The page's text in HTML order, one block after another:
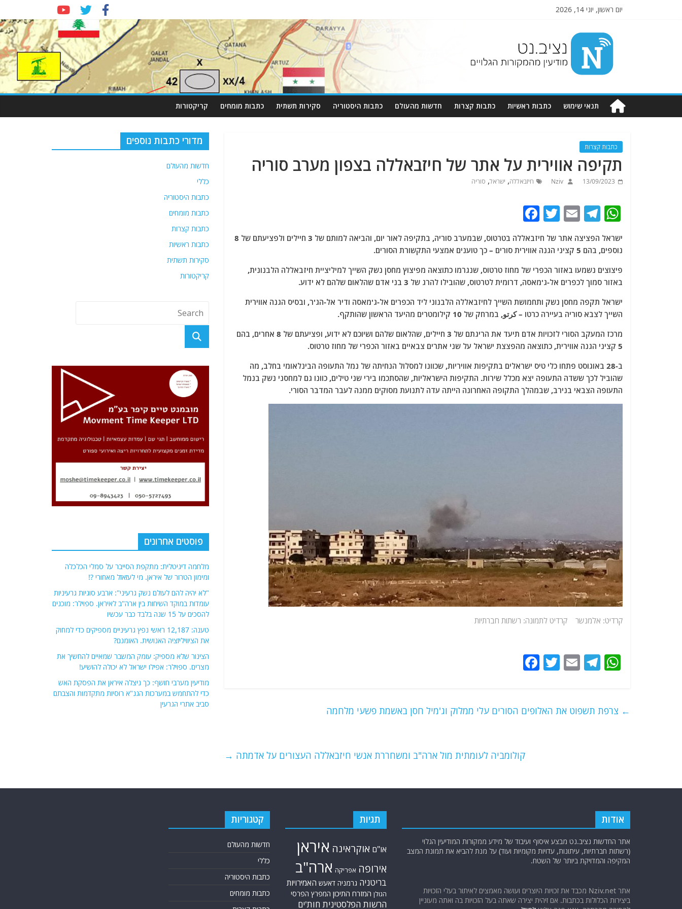
יום ראשון, יוני 14, 2026
Nziv.net
מודיעין
מהמקורות
תנאי שימוש כתבות ראשיות כתבות קצרות חדשות מהעולם כתבות היסטוריה סקירות תשתית כתבות מומחים קריקטורות
כתבות קצרות
תקיפה אווירית על אתר של חיזבאללה בצפון מערב סוריה
13/09/2023
Nziv חיזבאללה, ישראל, סוריה
W
h
at
s
A
p
p
T
e
g
ra
m
E
ai
l
T
itt
er
a
c
e
b
o
o
k
ישראל הפציצה אתר של חיזבאללה בטרטוס, שבמערב סוריה, בתקיפה לאור יום, והביאה למותם של 3 חיילים ולפציעתם של 8
נוספים, בהם 5 קציני הגנה אווירית סורים – כך טוענים אמצעי התקשורת הסורים.
פיצוצים נשמעו באזור הכפרי של מחוז טרטוס, שנגרמו כתוצאה מפיצוץ מחסן נשק השייך למיליציית חיזבאללה הלבנונית,
באזור סמוך לכפרים אל-ג'מאסה, דרומית לטרטוס, שהובילו להרג של 3 בני אדם שהלאום שלהם לא ידוע.
ישראל תקפה מחסן נשק ותחמושת השייך לחיזבאללה הלבנוני ליד הכפרים אל-ג'מאסה ודיר אל-הג'ר, ובסיס הגנה אווירית
השייך לצבא סוריה בעיירה כרטו – كرتو, במרחק של 10 קילומטרים מהיעד הראשון שהותקף.
מרכז המעקב הסורי לזכויות אדם תיעד את הריגתם של 3 חיילים, שהלאום שלהם ושיוכם לא ידוע, ופציעתם של 8 אחרים, בהם
5 קציני הגנה אווירית, כתוצאה מהפצצת ישראל על שני אתרים צבאיים באזור הכפרי של מחוז טרטוס.
ב-28 באוגוסט פתחו כלי טיס ישראלים בתקיפות אוויריות, שכוונו למסלול הנחיתה של נמל התעופה הבינלאומי בחלב, מה
שהוביל לכך ששדה התעופה יצא מכלל שירות. התקיפות הישראליות, שהסתכמו בירי שני טילים, כוונו גם למחסני נשק בנמל
התעופה הצבאי בנירב, שבמהלך התקופה האחרונה הייתה עדה לתנועת מסוקים ממנה לעבר המדבר הסורי.
קרדיט: אלמנשר קרדיט לתמונה: רשתות חברתיות
W
s
T
g
E
l
T
er
e
o
← צרפת תשפוט את האלופים הסורים עלי ממלוק וג'מיל חסן באשמת פשעי מלחמה
קולומביה לעומתית מול ארה"ב ומשחררת אנשי חיזבאללה העצורים על אדמתה →
מדורי כתבות נוספים
חדשות מהעולם
כללי
כתבות היסטוריה
כתבות מומחים
כתבות קצרות
כתבות ראשיות
סקירות תשתית
קריקטורות
פוסטים אחרונים
מלחמה דיגיטלית: מתקפת הסייבר על סמלי הכלכלה
ומימון הטרור של איראן. מי לעזאזל מאחורי ?!
"לא יהיה להם לעולם נשק גרעיני": ארבע סוגיות גרעיניות
עומדות במוקד השיחות בין ארה"ב לאיראן. ספוילר: מוכנים
להסכים על 15 שנה בלבד כבר עכשיו
טענה: 12,187 ראשי נפץ גרעיניים מספיקים כדי למחוק
את הציוויליזציה האנושית. האומנם?
הצינור שלא מספיק: עומק המשבר שמאיים להחשיך את
מצרים. ספוילר: אפילו ישראל לא יכולה להושיע!
מודיעין מערבי חושף: כך ניצלה איראן את הפסקת האש
כדי להתחמש במערכות הגנ"א רוסיות מתקדמות והצבתם
סביב אתרי הגרעין
אודות
אתר החדשות נציב.נט מבצע איסוף ועיבוד של מידע ממקורות המודיעין הגלוי
(רשתות חברתיות, עיתונות, עדויות מקומיות ועוד) על מנת להביא את תמונת המצב
המקיפה והמדויקת ביותר של השטח.
אתר Nziv.net מכבד את זכויות היוצרים ועושה מאמצים לאיתור בעלי הזכויות
ביצירות הכלולות בכתבות. אם זיהית יצירה שאתה בעל הזכויות בה ואתה מעוניין
תגיות
או"ם אוקראינה איראן
אירופה אפריקה ארה"ב
בריטניה גרמניה דאעש האמירויות
הגולן המזרח התיכון המפרץ הפרסי
הרשות הפלסטינית חות'ים
קטגוריות
חדשות מהעולם
כללי
כתבות היסטוריה
כתבות מומחים